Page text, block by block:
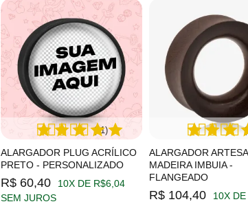
ALARGADOR PLUG ACRÍLICO
PRETO - PERSONALIZADO
(11)
R$ 60,40
10X DE R$6,04
SEM JUROS
ALARGADOR
MADEIRA IMBUIA -
FLANGEADO
R$ 104,40
10X